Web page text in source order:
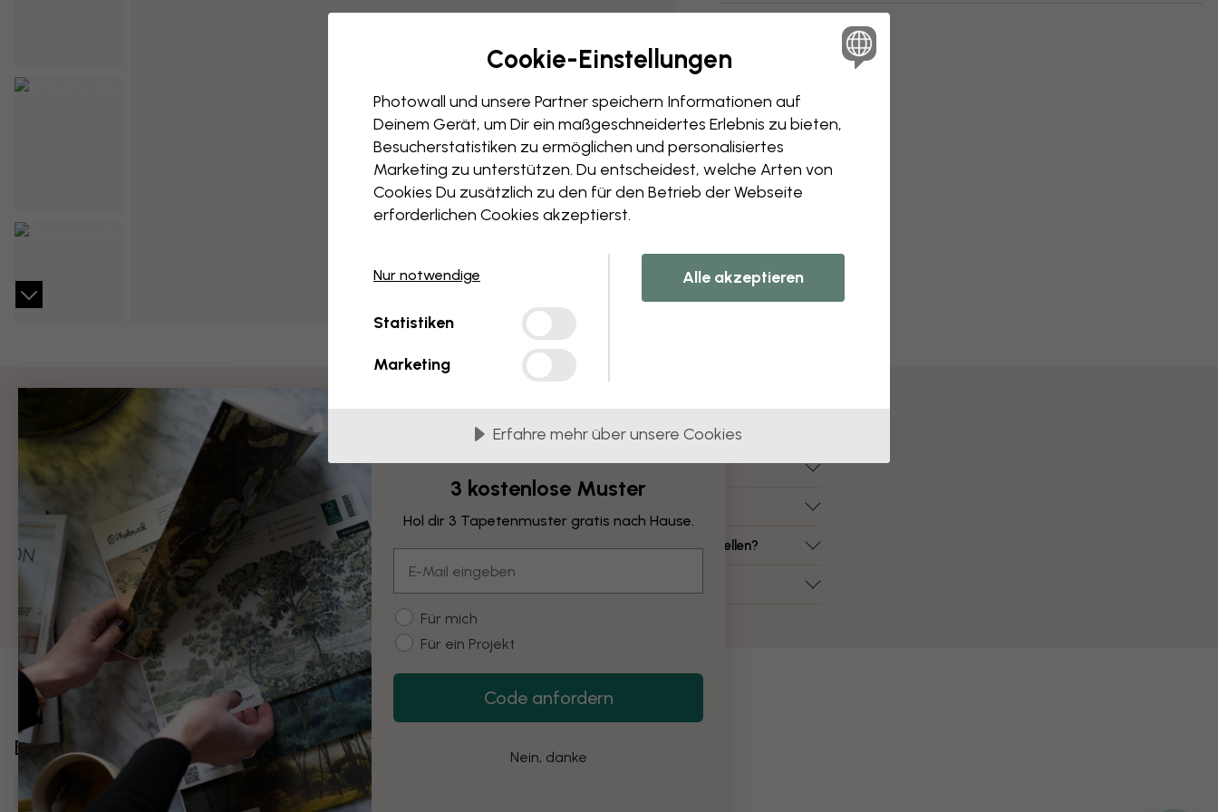
Häufig gestellte Fragen
Wie viel kostet eine Leinwand?
Kann ich eine Leinwand aus meinem eigenen Bild erstellen?
Muss ich die Leinwand selbst montieren?
Entdecken Sie mehr
Oberflächen & Texturen Wasserfälle Felsblöcke
3 kostenlose Muster
Hol dir 3 Tapetenmuster gratis nach Hause.
Customer type
Für mich
Für ein Projekt
Code anfordern
Nein, danke
Cookie-Einstellungen
Photowall und unsere Partner speichern Informationen auf
Deinem Gerät, um Dir ein maßgeschneidertes Erlebnis zu bieten,
Besucherstatistiken zu ermöglichen und personalisiertes
Marketing zu unterstützen. Du entscheidest, welche Arten von
Cookies Du zusätzlich zu den für den Betrieb der Webseite
erforderlichen Cookies akzeptierst.
Nur notwendige
Statistiken
Marketing
Alle akzeptieren
Erfahre mehr über unsere Cookies